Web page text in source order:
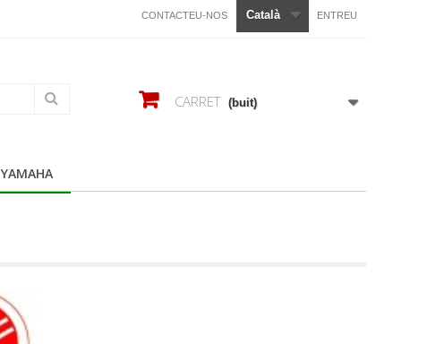
ENTREU
Català
CONTACTEU-NOS
CARRET (buit)
YAMAHA